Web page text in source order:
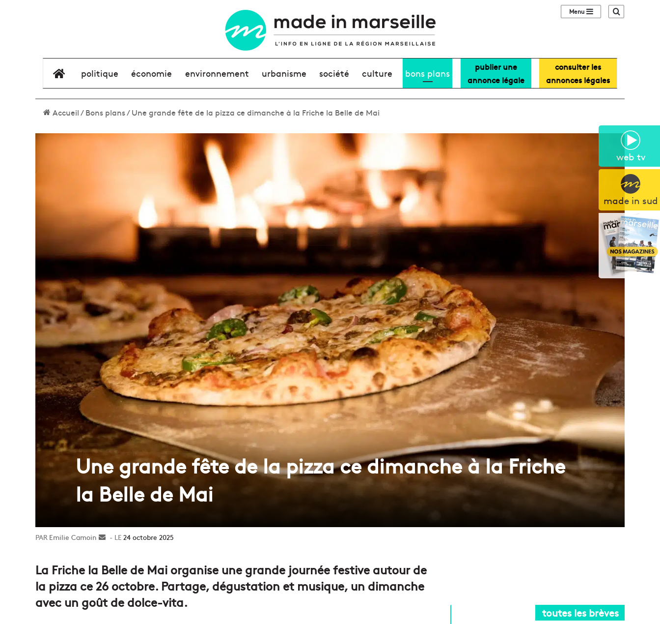
web tv
made in sud
Sidebar (barre
élément de menu
politique économie environnement urbanisme société culture bons plans
publier une
annonce légale
consulter les
annonces légales
Accueil/Bons plans/Une grande fête de la pizza ce dimanche à la Friche la Belle de Mai
Une grande fête de la pizza ce dimanche à la Friche
la Belle de Mai
Emilie Camoin
Envoyer24 octobre 2025
La Friche la Belle de Mai organise une grande journée festive autour de
la pizza ce 26 octobre. Partage, dégustation et musique, un dimanche
avec un goût de dolce-vita.
toutes les brèves